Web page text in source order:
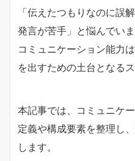
「伝えたつもりなのに誤
発言が苦手」と悩んでい
コミュニケーション能力
を出すための土台となるス
本記事では、コミュニケ
定義や構成要素を整理し
します。